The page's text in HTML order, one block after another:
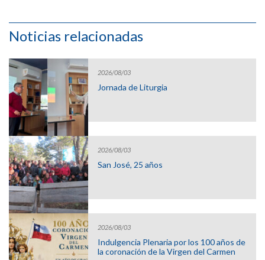
Noticias relacionadas
2026/08/03
Jornada de Liturgia
2026/08/03
San José, 25 años
2026/08/03
Indulgencia Plenaria por los 100 años de
la coronación de la Virgen del Carmen